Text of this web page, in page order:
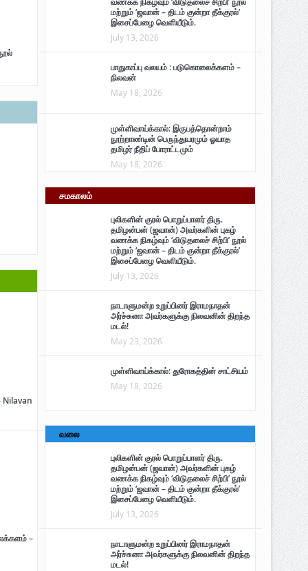
Nilavan
–
மற்றும் ‘ஜவான் – திடம் குன்றா தீக்குரல்’
இசைப்பேழை வெளியீடும்.
July 13, 2026
பாதுகாப்பு வலயம் : படுகொலைக்களம் –
நிலவன்
May 18, 2026
முள்ளிவாய்க்கால்: இருபத்தொன்றாம்
நூற்றாண்டின் பெருந்துயரமும் ஓயாத
தமிழர் நீதிப் போராட்டமும்
May 18, 2026
சமகாலம்
புலிகளின் குரல் பொறுப்பாளர் திரு.
தமிழன்பன் (ஜவான்) அவர்களின் புகழ்
வணக்க நிகழ்வும் ‘விடுதலைச் சிற்பி’ நூல்
மற்றும் ‘ஜவான் – திடம் குன்றா தீக்குரல்’
இசைப்பேழை வெளியீடும்.
July 13, 2026
நாடாளுமன்ற உறுப்பினர் இராமநாதன்
அர்ச்சுனா அவர்களுக்கு நிலவனின் திறந்த
மடல்!
May 23, 2026
முள்ளிவாய்க்கால்: துரோகத்தின் சாட்சியம்
May 18, 2026
வலை
புலிகளின் குரல் பொறுப்பாளர் திரு.
தமிழன்பன் (ஜவான்) அவர்களின் புகழ்
வணக்க நிகழ்வும் ‘விடுதலைச் சிற்பி’ நூல்
மற்றும் ‘ஜவான் – திடம் குன்றா தீக்குரல்’
இசைப்பேழை வெளியீடும்.
July 13, 2026
நாடாளுமன்ற உறுப்பினர் இராமநாதன்
அர்ச்சுனா அவர்களுக்கு நிலவனின் திறந்த
மடல்!